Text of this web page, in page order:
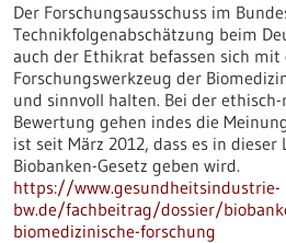
Der Forschungsausschuss im
Technikfolgenabschätzung beim
auch der Ethikrat befassen sich mit
Forschungswerkzeug der
und sinnvoll halten. Bei der
Bewertung gehen indes die
ist seit März 2012, dass es in
Biobanken-Gesetz geben wird.
https://www.gesundheitsindustrie-
bw.de/fachbeitrag/dossier/
biomedizinische-forschung